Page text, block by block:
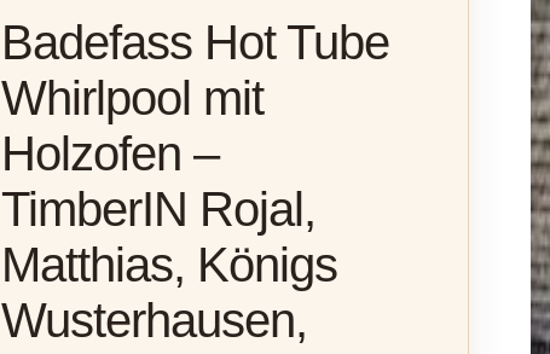
Badefass Hot Tube
Whirlpool mit
Holzofen –
TimberIN Rojal,
Matthias, Königs
Wusterhausen,